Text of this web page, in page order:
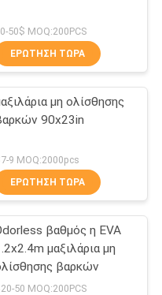
αφρός
EVA
15
50$ MOQ:200PCS
ΕΡΏΤΗΣΗ ΤΏΡΑ
μη ολίσθησης
90x23in
9 MOQ:2000pcs
ΕΡΏΤΗΣΗ ΤΏΡΑ
βαθμός η EVA
μαξιλάρια μη
βαρκών
50 MOQ:200PCS